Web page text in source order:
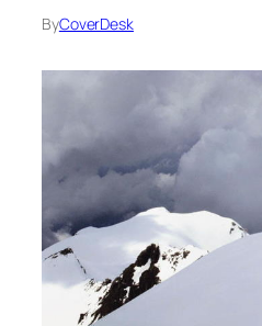
ByCoverDesk